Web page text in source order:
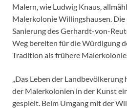
Malern, wie Ludwig Knaus,
Malerkolonie Willingshausen. Die
Sanierung des Gerhardt-von-
Weg bereiten für die Würdigung
Tradition als frühere
„Das Leben der
der Malerkolonien in der Kunst
gespielt. Beim Umgang mit der